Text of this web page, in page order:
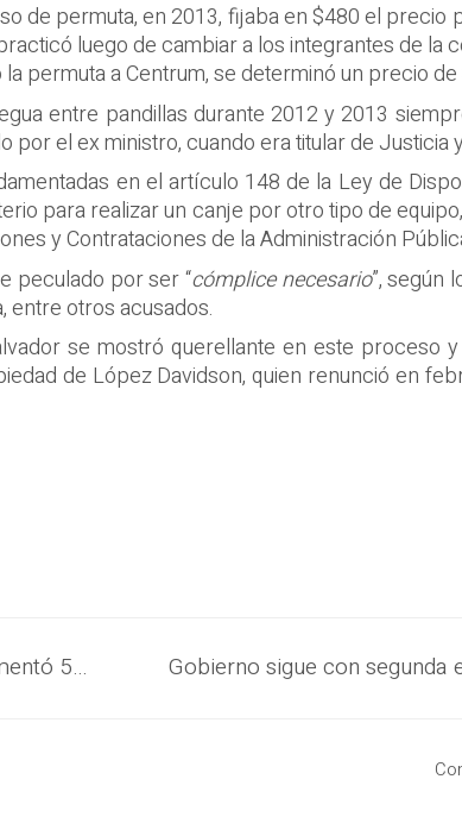
de permuta, en 2013, fijaba en $480 el precio
luego de cambiar a los integrantes de la
permuta a Centrum, se determinó un precio
entre pandillas durante 2012 y 2013
el ex ministro, cuando era titular de Justicia
en el artículo 148 de la Ley de
para realizar un canje por otro tipo de
y Contrataciones de la Administración
peculado por ser “cómplice necesario”, según
entre otros acusados.
se mostró querellante en este proceso
de López Davidson, quien renunció en
Venta de bienes salvadoreños al mundo incrementó 58% en julio, según el BCR